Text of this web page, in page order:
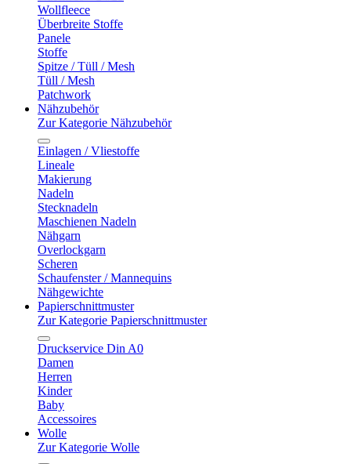
Wollfleece
Überbreite Stoffe
Panele
Stoffe
Spitze / Tüll / Mesh
Tüll / Mesh
Patchwork
Nähzubehör
Zur Kategorie Nähzubehör
Einlagen / Vliestoffe
Lineale
Makierung
Nadeln
Stecknadeln
Maschienen Nadeln
Nähgarn
Overlockgarn
Scheren
Schaufenster / Mannequins
Nähgewichte
Papierschnittmuster
Zur Kategorie Papierschnittmuster
Druckservice Din A0
Damen
Herren
Kinder
Baby
Accessoires
Wolle
Zur Kategorie Wolle